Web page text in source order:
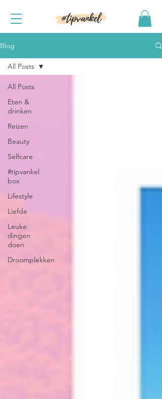
Blog
All Posts
Eten &
drinken
Reizen
Beauty
Selfcare
#tipvankel
box
Lifestyle
Liefde
Leuke
dingen
doen
Droomplekken
All Posts